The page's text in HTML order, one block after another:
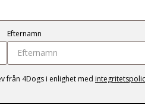
Efternamn
från 4Dogs i enlighet med